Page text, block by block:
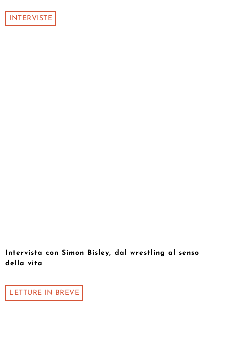
INTERVISTE
Intervista con Simon Bisley, dal wrestling al senso
della vita
LETTURE IN BREVE